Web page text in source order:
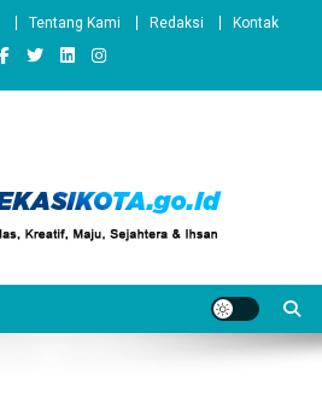
Tentang Kami Redaksi Kontak